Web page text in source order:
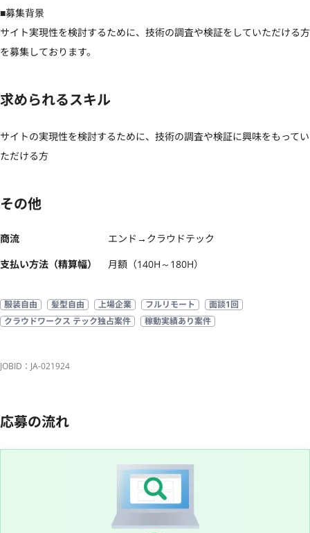
■募集背景
サイト実現性を検討するために、技術の調査や検証をしていただける方
を募集しております。
求められるスキル
サイトの実現性を検討するために、技術の調査や検証に興味をもってい
ただける方
その他
商流
エンド→クラウドテック
支払い方法（精算幅）
月額（140H～180H）
服装自由 髪型自由 上場企業 フルリモート
面談1回
クラウドワークス テック独占案件
稼動実績あり案件
JOBID：JA-021924
応募の流れ